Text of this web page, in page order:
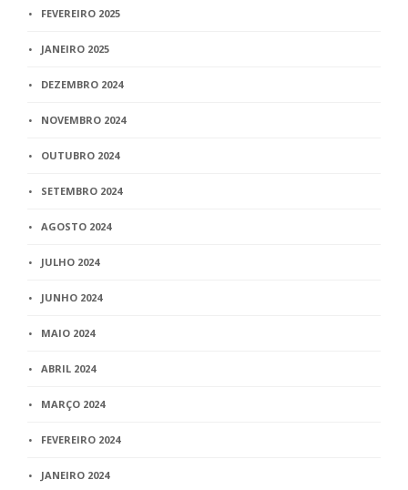
FEVEREIRO 2025
JANEIRO 2025
DEZEMBRO 2024
NOVEMBRO 2024
OUTUBRO 2024
SETEMBRO 2024
AGOSTO 2024
JULHO 2024
JUNHO 2024
MAIO 2024
ABRIL 2024
MARÇO 2024
FEVEREIRO 2024
JANEIRO 2024